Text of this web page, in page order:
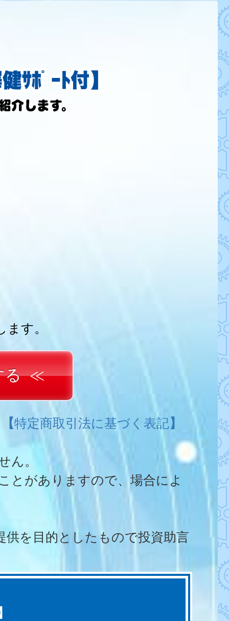
ｻﾎﾟｰﾄ付】
します。
す。
る
【特定商取引法に基づく表記】
ん。
とがありますので、場合によ
供を目的としたもので投資助言